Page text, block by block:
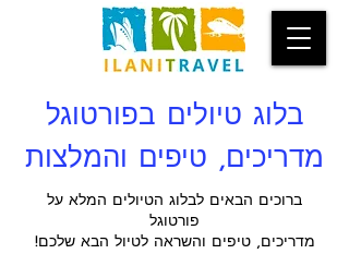
בלוג טיולים בפורטוגל
מדריכים, טיפים והמלצות
ברוכים הבאים לבלוג הטיולים המלא על
פורטוגל
מדריכים, טיפים והשראה לטיול הבא שלכם!